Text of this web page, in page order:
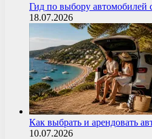
Гид по выбору автомобилей
18.07.2026
Как выбрать и арендовать
10.07.2026